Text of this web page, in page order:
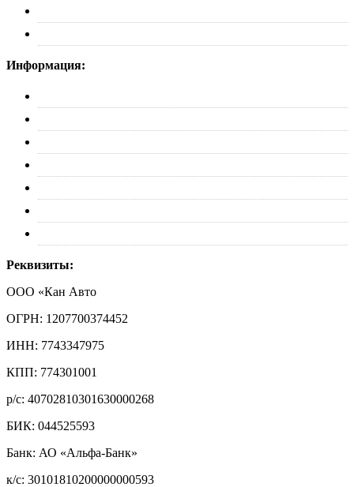
Информация:
Реквизиты:
ООО «Кан Авто
ОГРН: 1207700374452
ИНН: 7743347975
КПП: 774301001
р/с: 40702810301630000268
БИК: 044525593
Банк: АО «Альфа-Банк»
к/с: 30101810200000000593